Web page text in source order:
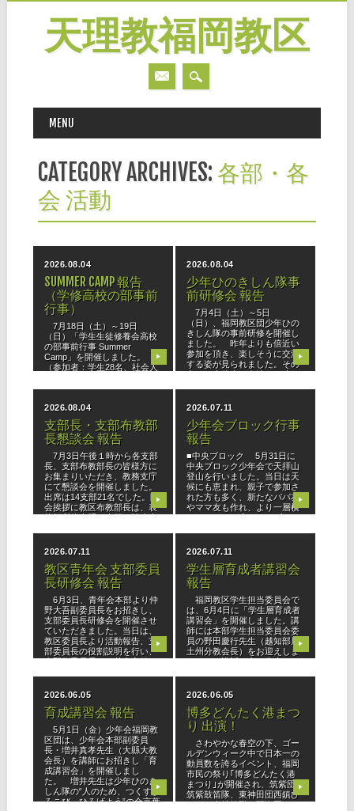
天理教福岡教区
MAIN MENU
MENU
CATEGORY ARCHIVES: 各部・各
会 活動
2026.08.04
SUMMER CAMP 報告
（学修高校の部事前
行事）
7月18日（土）～19日
（日）「学生生徒修養会高校
の部事前行事 Summer
Camp」を開催しました。
（参加者：学生28名、社会人
今回は、天理教に詳しい方も
学び
▶
2026.08.04
少年ひのきしん隊事
前研修会 報告
7月4日（土）～5日
（日）、福岡教区団少年ひの
きしん隊の事前研修を開催し
ました。 昨年よりも倍近い
参加を頂き、楽しそうに交流
する姿が見られました。その
中には未信者の友達をお連れ
▶
2026.08.04
支部長・支部布教部
長懇談会 報告
7月3日午後１時から各支部
長、支部布教部長の皆様方に
お集まりいただき、教務支庁
にて懇談会を開催しました。
出席は14支部21名でした。開
会挨拶に教区布教部長は、表
▶
2026.07.11
少年会ブロック行事
報告
■中央ブロック 5月31日に
中央ブロック少年会で天拝山
登山を行いました。当日は天
候にも恵まれ、親子で参加さ
れた方も多く、新たなパパ友
やママ友も作れ、より一層横
▶
2026.07.11
教区青年会 支部委員
長研修会 報告
6月3日、青年会本部より仲
野大吾副委員長をお招きし、
支部委員長研修会を開催させ
ていただきました。当日は、
教区委員長より活動報告、支
部委員長の役割説明を行い、
中野副委員長より基本方針
▶
2026.07.11
学生層育成者講習会
報告
福岡教区学生担当委員会で
は、6月4日に「学生層育成者
講習会」を開催しました。講
師には本部学生担当委員会委
員の野田慶行先生（越知部属
土州分教会長）をお迎えしま
した。 講話の中で先生は、
▶
2026.06.05
育成講習会 報告
5月1日（金）少年会福岡教
区団は、少年会本部副委員
長・増井真孝先生（大縣大教
会長）を講師にお招きし「育
成講習会」を開催しまし
た。 増井先生は少年ひのき
しん隊の“人のため、つくすよ
ろこび、ひろげよう”の合言葉
▶
2026.06.05
博多どんたく港まつ
り 出演！
さわやかな春空の下、ゴー
ルデンウィーク中で日本一の
動員数を誇るイベント、福岡
市民の祭り｢博多どんたく港
まつり｣が開催され、筑紫団
筑紫鼓笛隊、東神田団西鎮ひ
ながた会鼓笛隊、西海団さい
▶